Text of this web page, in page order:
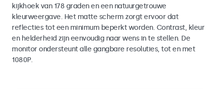
kijkhoek van 178 graden en een natuurgetrouwe
kleurweergave. Het matte scherm zorgt ervoor dat
reflecties tot een minimum beperkt worden. Contrast, kleur
en helderheid zijn eenvoudig naar wens in te stellen. De
monitor ondersteunt alle gangbare resoluties, tot en met
1080P.